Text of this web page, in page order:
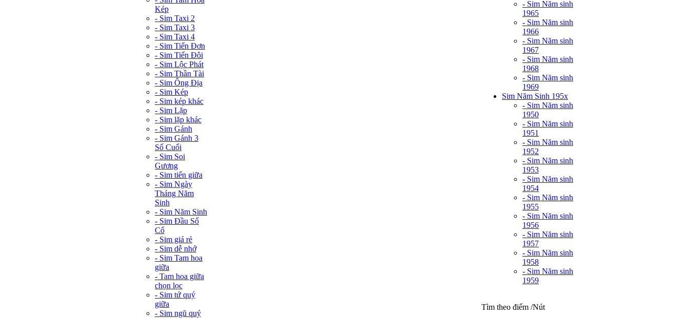
Kép
- Sim Taxi 2
- Sim Taxi 3
- Sim Taxi 4
- Sim Tiến Đơn
- Sim Tiến Đôi
- Sim Lộc Phát
- Sim Thần Tài
- Sim Ông Địa
- Sim Kép
- Sim kép khác
- Sim Lặp
- Sim lặp khác
- Sim Gánh
- Sim Gánh 3
Số Cuối
- Sim Soi
Gương
- Sim tiến giữa
- Sim Ngày
Tháng Năm
Sinh
- Sim Năm Sinh
- Sim Đầu Số
Cổ
- Sim giá rẻ
- Sim dễ nhớ
- Sim Tam hoa
giữa
- Tam hoa giữa
chọn lọc
- Sim tứ quý
giữa
- Sim ngũ quý
- Sim Năm sinh
1965
- Sim Năm sinh
1966
- Sim Năm sinh
1967
- Sim Năm sinh
1968
- Sim Năm sinh
1969
Sim Năm Sinh 195x
- Sim Năm sinh
1950
- Sim Năm sinh
1951
- Sim Năm sinh
1952
- Sim Năm sinh
1953
- Sim Năm sinh
1954
- Sim Năm sinh
1955
- Sim Năm sinh
1956
- Sim Năm sinh
1957
- Sim Năm sinh
1958
- Sim Năm sinh
1959
Tìm theo điểm /Nút